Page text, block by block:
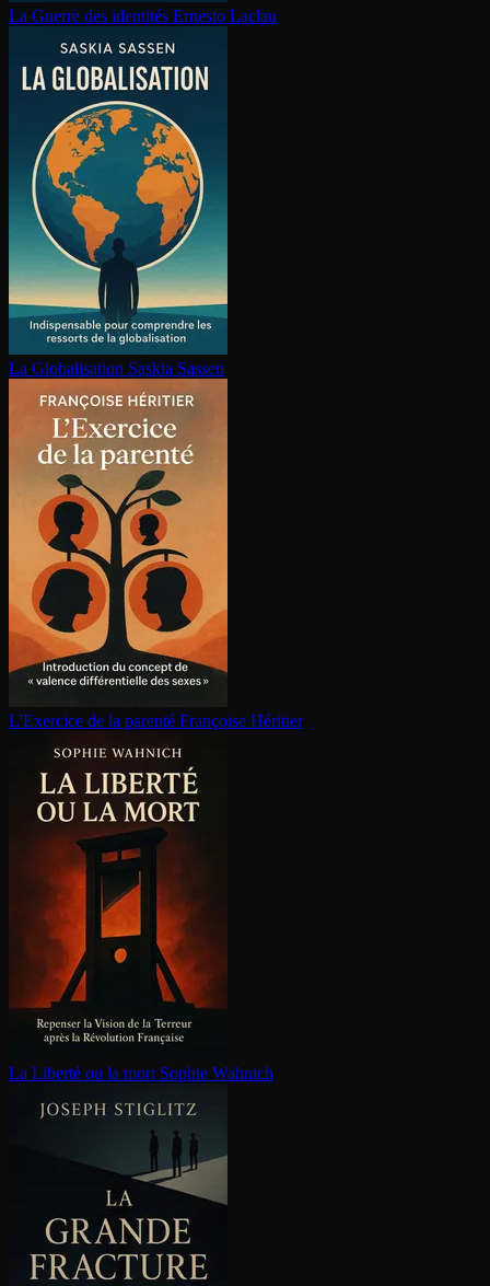
La Guerre des identités Ernesto Laclau
La Glo­ba­li­sa­tion Saskia Sassen
L'Exercice de la parenté Françoise Héritier
La Liberté ou la mort Sophie Wahnich